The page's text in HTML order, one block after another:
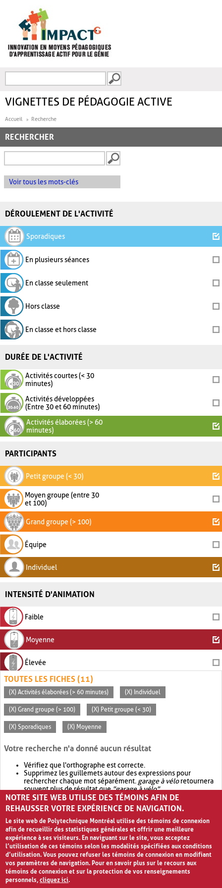
FORMULAIRE DE
VIGNETTES DE PÉDAGOGIE ACTIVE
Accueil Recherche
RECHERCHER
Voir tous les mots-clés
DÉROULEMENT DE L'ACTIVITÉ
Sporadiques
En plusieurs séances
En classe seulement
Hors classe
En classe et hors classe
DURÉE DE L'ACTIVITÉ
Activités courtes (< 30
minutes)
Activités développées
(Entre 30 et 60 minutes)
Activités élaborées (> 60
minutes)
PARTICIPANTS
Petit groupe (< 30)
Moyen groupe (entre 30
et 100)
Grand groupe (> 100)
Équipe
Individuel
INTENSITÉ D'ANIMATION
Faible
Moyenne
Élevée
TOUTES LES FICHES (11)
(X) Activités élaborées (> 60 minutes) (X) Individuel
(X) Grand groupe (> 100) (X) Petit groupe (< 30)
(X) Sporadiques (X) Moyenne
Votre recherche n'a donné aucun résultat
Vérifiez que l'orthographe est correcte.
Supprimez les guillemets autour des expressions pour
rechercher chaque mot séparément. garage à véloretournera
souvent plus de résultat que"garage à vélo".
Envisagez d'élargir votre recherche avec OR.garage OR vélo
retournera souvent plus de résultat quegarage à vélo
NOTRE SITE WEB UTILISE DES TÉMOINS AFIN DE
REHAUSSER VOTRE EXPÉRIENCE DE NAVIGATION.
Le site web de Polytechnique Montréal utilise des témoins de connexion
afin de recueillir des statistiques générales et offrir une meilleure
expérience à ses visiteurs. En naviguant sur le site, vous acceptez
l’utilisation de ces témoins selon les modalités spécifiées aux conditions
d’utilisation. Vous pouvez refuser les témoins de connexion en modifiant
vos paramètres de navigation. Pour en savoir plus sur le recours aux
témoins de connexion et sur la protection de vos renseignements
personnels,cliquez ici.